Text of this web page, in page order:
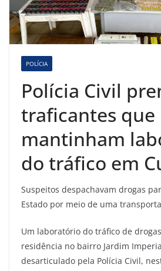
POLÍCIA
Polícia Civil
traficantes que
mantinham
do tráfico em
Suspeitos despachavam drogas
Estado por meio de uma
Um laboratório do tráfico de
residência no bairro Jardim
desarticulado pela Polícia Civil,